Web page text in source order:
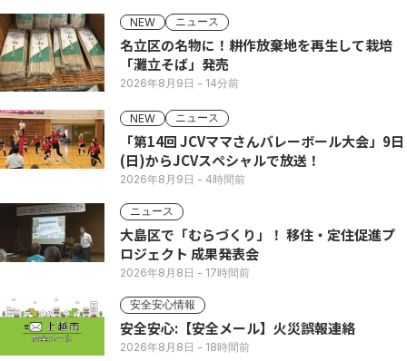
NEW ニュース
名立区の名物に！耕作放棄地を再生して栽培
「灘立そば」発売
2026年8月9日 - 14分前
NEW ニュース
「第14回 JCVママさんバレーボール大会」9日
(日)からJCVスペシャルで放送！
2026年8月9日 - 4時間前
ニュース
大島区で「むらづくり」！ 移住・定住促進プ
ロジェクト 成果発表会
2026年8月8日 - 17時間前
安全安心情報
安全安心:【安全メール】火災誤報連絡
2026年8月8日 - 18時間前